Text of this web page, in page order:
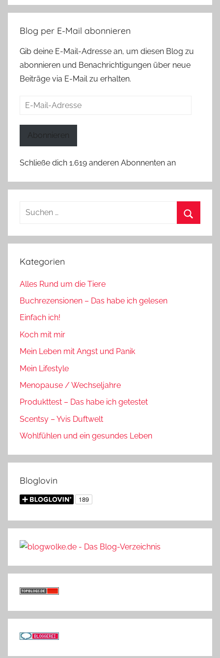
Blog per E-Mail abonnieren
Gib deine E-Mail-Adresse an, um diesen Blog zu
abonnieren und Benachrichtigungen über neue
Beiträge via E-Mail zu erhalten.
E-
Abonnieren
Schließe dich 1.619 anderen Abonnenten an
Suchen
Kategorien
Alles Rund um die Tiere
Buchrezensionen – Das habe ich gelesen
Einfach ich!
Koch mit mir
Mein Leben mit Angst und Panik
Mein Lifestyle
Menopause / Wechseljahre
Produkttest – Das habe ich getestet
Scentsy – Yvis Duftwelt
Wohlfühlen und ein gesundes Leben
Bloglovin